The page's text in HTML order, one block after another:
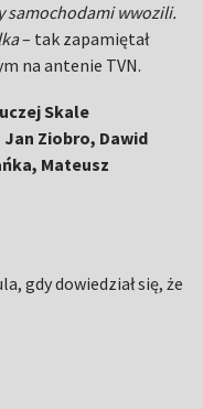
samochodami wwozili.
– tak zapamiętał
na antenie TVN.
Skale
Ziobro, Dawid
Mateusz
gdy dowiedział się, że